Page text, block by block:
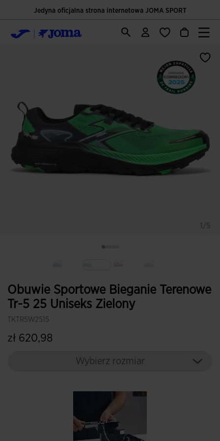
Jedyna oficjalna strona internetowa JOMA SPORT
Obuwie Sportowe Bieganie Terenowe
Tr-5 25 Uniseks Zielony
TKTR5W2515
zł 620,98
Wybierz rozmiar